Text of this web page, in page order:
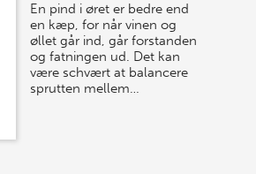
En pind i øret er bedre end
en kæp, for når vinen og
øllet går ind, går forstanden
og fatningen ud. Det kan
være schvært at balancere
sprutten mellem…